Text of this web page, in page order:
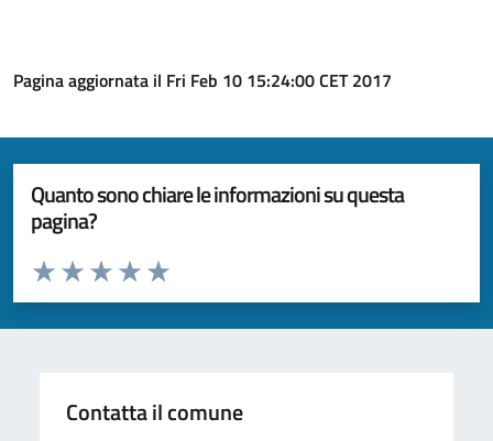
Pagina aggiornata il Fri Feb 10 15:24:00 CET 2017
Quanto sono chiare le informazioni su questa
pagina?
Valuta da 1 a 5 stelle la pagina
Valuta 5 stelle su 5
Valuta 4 stelle su 5
Valuta 3 stelle su 5
Valuta 2 stelle su 5
Valuta 1 stelle su 5
Contatta il comune